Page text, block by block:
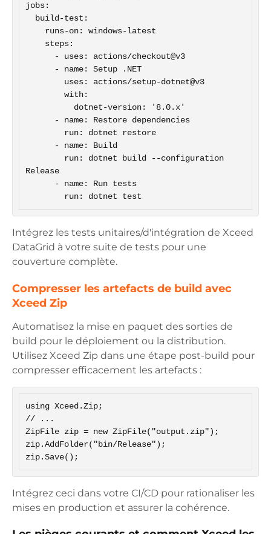
jobs:
Release
        run: dotnet test
Intégrez les tests unitaires/d'intégration de Xceed
DataGrid à votre suite de tests pour une
couverture complète.
Compresser les artefacts de build avec
Xceed Zip
Automatisez la mise en paquet des sorties de
build pour le déploiement ou la distribution.
Utilisez Xceed Zip dans une étape post-build pour
compresser efficacement les artefacts :
using Xceed.Zip;
// ...
ZipFile zip = new ZipFile("output.zip");
zip.AddFolder("bin/Release");
zip.Save();
Intégrez ceci dans votre CI/CD pour rationaliser les
mises en production et assurer la cohérence.